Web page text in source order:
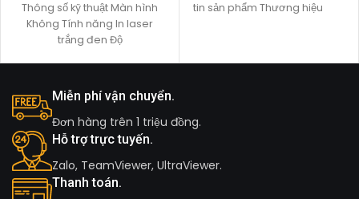
Thông số kỹ thuật Màn hình
Không Tính năng In laser
trắng đen Độ
tin sản phẩm Thương hiệu
Miễn phí vận chuyển.
Đơn hàng trên 1 triệu đồng.
Hỗ trợ trực tuyến.
Zalo, TeamViewer, UltraViewer.
Thanh toán.